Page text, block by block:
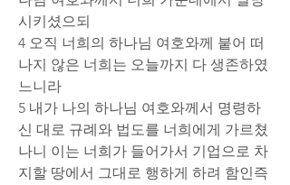
시키셨으되
4 오직 너희의 하나님 여호와께 붙어 떠
나지 않은 너희는 오늘까지 다 생존하였
느니라
5 내가 나의 하나님 여호와께서 명령하
신 대로 규례와 법도를 너희에게 가르쳤
나니 이는 너희가 들어가서 기업으로 차
지할 땅에서 그대로 행하게 하려 함인즉